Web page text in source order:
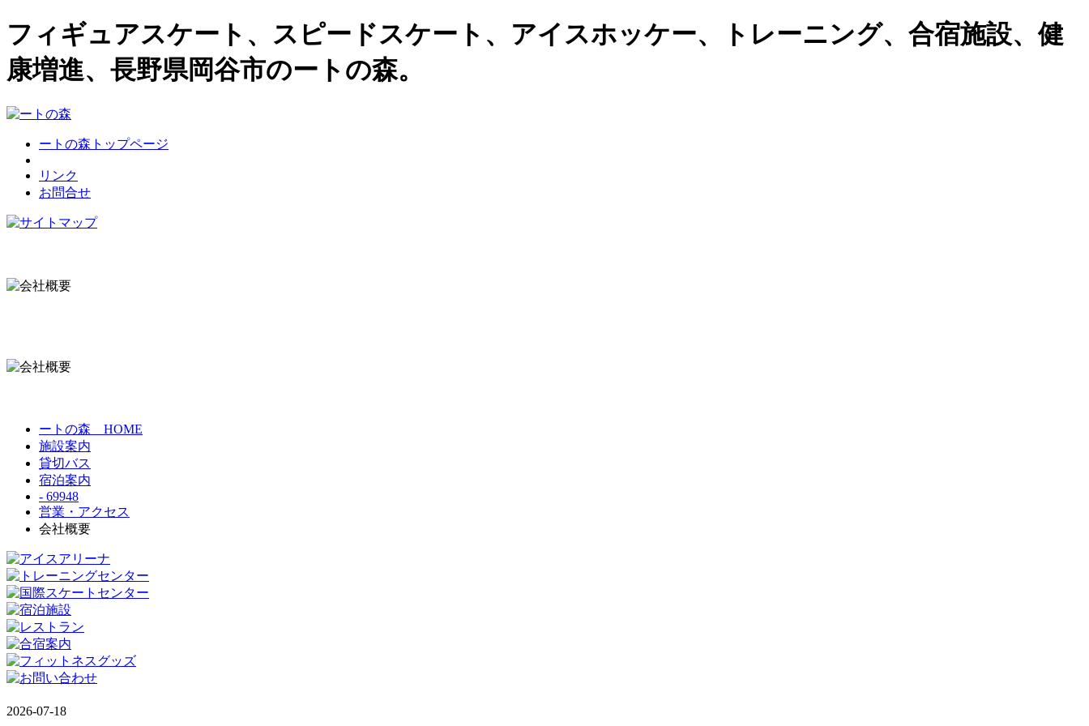
フィギュアスケート、スピードスケート、アイスホッケー、トレーニング、合宿施設、健
康増進、長野県岡谷市のートの森。
ートの森トップページ
リンク
お問合せ
ートの森 HOME
施設案内
貸切バス
宿泊案内
- 69948
営業・アクセス
会社概要
2026-07-18